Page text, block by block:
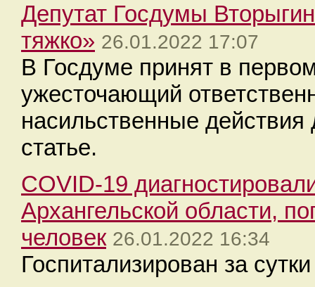
Депутат Госдумы
тяжко» 26.01.2022 17:07
В Госдуме принят в
ужесточающий
насильственные
статье.
COVID-19
Архангельской области,
человек 26.01.2022 16:34
Госпитализирован за